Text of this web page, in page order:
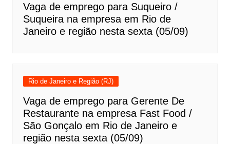
Vaga de emprego para Suqueiro /
Suqueira na empresa em Rio de
Janeiro e região nesta sexta (05/09)
Rio de Janeiro e Região (RJ)
Vaga de emprego para Gerente De
Restaurante na empresa Fast Food /
São Gonçalo em Rio de Janeiro e
região nesta sexta (05/09)